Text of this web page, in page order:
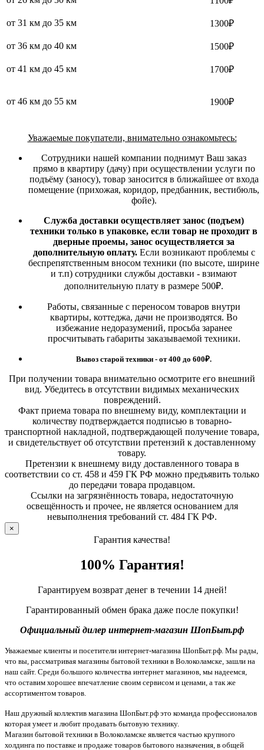
от 31 км до 35 км 1300₽
от 36 км до 40 км 1500₽
от 41 км до 45 км 1700₽
от 46 км до 55 км 1900₽
Уважаемые покупатели, внимательно ознакомьтесь:
Сотрудники нашей компании поднимут Ваш заказ
прямо в квартиру (дачу) при осуществлении услуги по
подъёму (заносу), товар заносится в ближайшее от входа
помещение (прихожая, коридор, предбанник, вестибюль,
фойе).
Служба доставки осуществляет занос (подъем)
техники только в упаковке, если товар не проходит в
дверные проемы, занос осуществляется за
дополнительную оплату. Если возникают проблемы с
беспрепятственным вносом техники (по высоте, ширине
и т.п) сотрудники службы доставки - взимают
дополнительную плату в размере 500₽.
Работы, связанные с переносом товаров внутри
квартиры, коттеджа, дачи не производятся. Во
избежание недоразумений, просьба заранее
просчитывать габариты заказываемой техники.
Вывоз старой техники - от 400 до 600₽.
При получении товара внимательно осмотрите его внешний
вид. Убедитесь в отсутствии видимых механических
повреждений.
Факт приема товара по внешнему виду, комплектации и
количеству подтверждается подписью в товарно-
транспортной накладной, подтверждающей получение товара,
и свидетельствует об отсутствии претензий к доставленному
товару.
Претензии к внешнему виду доставленного товара в
соответствии со ст. 458 и 459 ГК РФ можно предъявить только
до передачи товара продавцом.
Ссылки на загрязнённость товара, недостаточную
освещённость и прочее, не является основанием для
невыполнения требований ст. 484 ГК РФ.
×
Гарантия качества!
100% Гарантия!
Гарантируем возврат денег в течении 14 дней!
Гарантированный обмен брака даже после покупки!
Официальный дилер интернет-магазин ШопБыт.рф
Уважаемые клиенты и посетители интернет-магазина ШопБыт.рф. Мы рады,
что вы, рассматривая магазины бытовой техники в Волоколамске, зашли на
наш сайт. Среди большого количества интернет магазинов, мы надеемся,
что оставим хорошее впечатление своим сервисом и ценами, а так же
ассортиментом товаров.
Наш дружный коллектив магазина ШопБыт.рф это команда профессионалов
которая умеет и любит продавать бытовую технику.
Магазин бытовой техники в Волоколамске является частью крупного
холдинга по поставке и продаже товаров бытового назначения, в общей